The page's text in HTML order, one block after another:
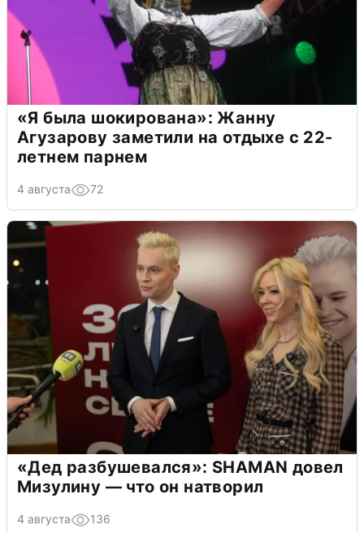
«Я была шокирована»: Жанну
Агузарову заметили на отдыхе с 22-
летнем парнем
4 августа 72
«Дед разбушевался»: SHAMAN довел
Мизулину — что он натворил
4 августа 136